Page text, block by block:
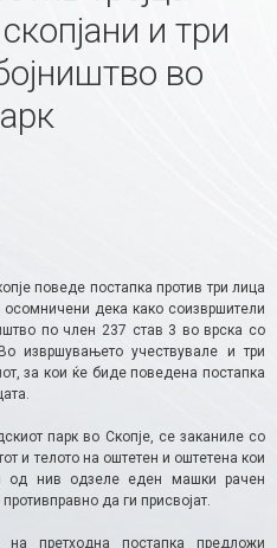
и три
во
поведе постапка против три лица
дека како соизвршители
по член 237 став 3 во врска со
извршувањето учествувале и три
за кои ќе биде поведена постапка
парк во Скопје, се заканиле со
и телото на оштетен и оштетена кои
од нив одзеле еден машки рачен
да ги присвојат.
на претходна постапка предложи